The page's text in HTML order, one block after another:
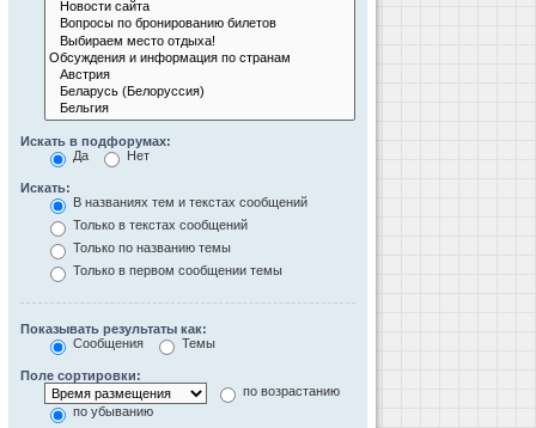
Искать в подфорумах:
Да
Нет
Искать:
В названиях тем и текстах сообщений
Только в текстах сообщений
Только по названию темы
Только в первом сообщении темы
Показывать результаты как:
Сообщения
Темы
Поле сортировки:
по возрастанию
по убыванию